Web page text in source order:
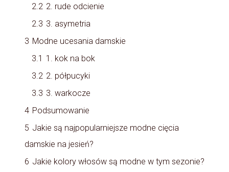
2.2 2. rude odcienie
2.3 3. asymetria
3 Modne ucesania damskie
3.1 1. kok na bok
3.2 2. półpucyki
3.3 3. warkocze
4 Podsumowanie
5 Jakie są najpopularniejsze modne cięcia
damskie na jesień?
6 Jakie kolory włosów są modne w tym sezonie?